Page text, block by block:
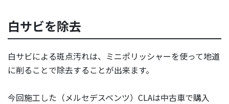
白サビを除去
白サビによる斑点汚れは、ミニポリッシャーを使って地道
に削ることで除去することが出来ます。
今回施工した（メルセデスベンツ）CLAは中古車で購入